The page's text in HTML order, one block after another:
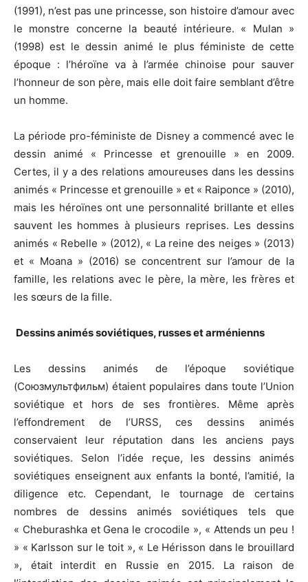
(1991), n’est pas une princesse, son histoire d’amour avec
le monstre concerne la beauté intérieure. « Mulan »
(1998) est le dessin animé le plus féministe de cette
époque : l’héroïne va à l’armée chinoise pour sauver
l’honneur de son père, mais elle doit faire semblant d’être
un homme.
La période pro-féministe de Disney a commencé avec le
dessin animé « Princesse et grenouille » en 2009.
Certes, il y a des relations amoureuses dans les dessins
animés « Princesse et grenouille » et « Raiponce » (2010),
mais les héroïnes ont une personnalité brillante et elles
sauvent les hommes à plusieurs reprises. Les dessins
animés « Rebelle » (2012), « La reine des neiges » (2013)
et « Moana » (2016) se concentrent sur l’amour de la
famille, les relations avec le père, la mère, les frères et
les sœurs de la fille.
Dessins animéssoviétiques, russes et arménienns
Les dessins animés de l’époque soviétique
(Союзмультфильм) étaient populaires dans toute l’Union
soviétique et hors de ses frontières. Même après
l’effondrement de l’URSS, ces dessins animés
conservaient leur réputation dans les anciens pays
soviétiques. Selon l’idée reçue, les dessins animés
soviétiques enseignent aux enfants la bonté, l’amitié, la
diligence etc. Cependant, le tournage de certains
nombres de dessins animés soviétiques tels que
« Cheburashka et Gena le crocodile », « Attends un peu !
» « Karlsson sur le toit », « Le Hérisson dans le brouillard
», était interdit en Russie en 2015. La raison de